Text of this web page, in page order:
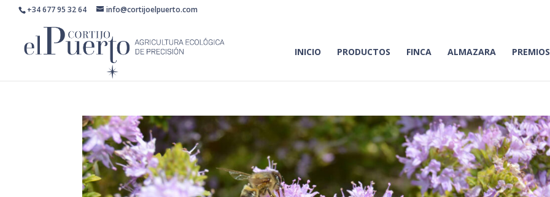
+34 677 95 32 64 info@cortijoelpuerto.com
INICIO PRODUCTOS FINCA ALMAZARA PREMIOS